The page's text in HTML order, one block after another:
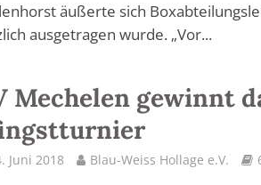
äußerte sich
ausgetragen wurde. „Vor...
Mechelen gewinnt
Juni 2018 Blau-Weiss Hollage e.V.